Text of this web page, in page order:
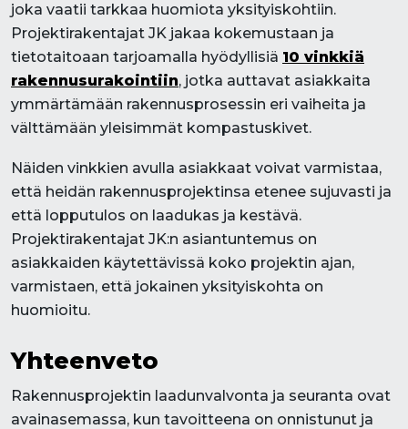
joka vaatii tarkkaa huomiota yksityiskohtiin.
Projektirakentajat JK jakaa kokemustaan ja
tietotaitoaan tarjoamalla hyödyllisiä 10 vinkkiä
rakennusurakointiin, jotka auttavat asiakkaita
ymmärtämään rakennusprosessin eri vaiheita ja
välttämään yleisimmät kompastuskivet.
Näiden vinkkien avulla asiakkaat voivat varmistaa,
että heidän rakennusprojektinsa etenee sujuvasti ja
että lopputulos on laadukas ja kestävä.
Projektirakentajat JK:n asiantuntemus on
asiakkaiden käytettävissä koko projektin ajan,
varmistaen, että jokainen yksityiskohta on
huomioitu.
Yhteenveto
Rakennusprojektin laadunvalvonta ja seuranta ovat
avainasemassa, kun tavoitteena on onnistunut ja